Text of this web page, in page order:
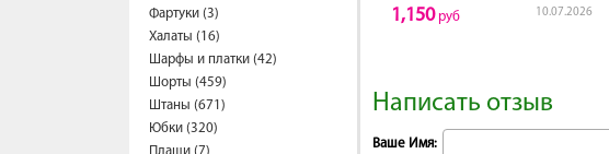
Фартуки (3)
Халаты (16)
Шарфы и платки (42)
Шорты (459)
Штаны (671)
Юбки (320)
10.07.2026
1,150руб
Написать отзыв
Ваше Имя: